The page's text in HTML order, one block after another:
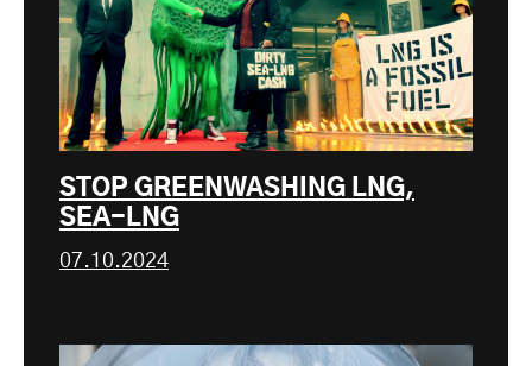
STOP GREENWASHING LNG,
SEA-LNG
07.10.2024